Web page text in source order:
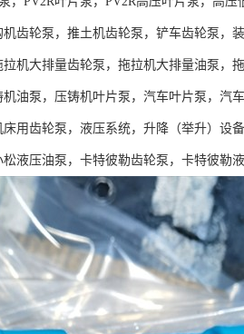
齿轮泵，推土机齿轮泵，铲车齿轮泵，
机大排量齿轮泵，拖拉机大排量油泵，
油泵，压铸机叶片泵，汽车叶片泵，汽
用齿轮泵，液压系统，升降（举升）设
液压油泵，卡特彼勒齿轮泵，卡特彼勒